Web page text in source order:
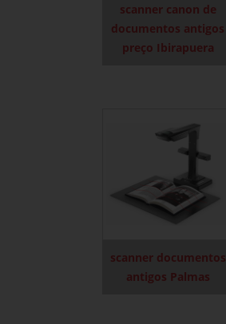
scanner canon de
documentos antigos
preço Ibirapuera
scanner documentos
antigos Palmas